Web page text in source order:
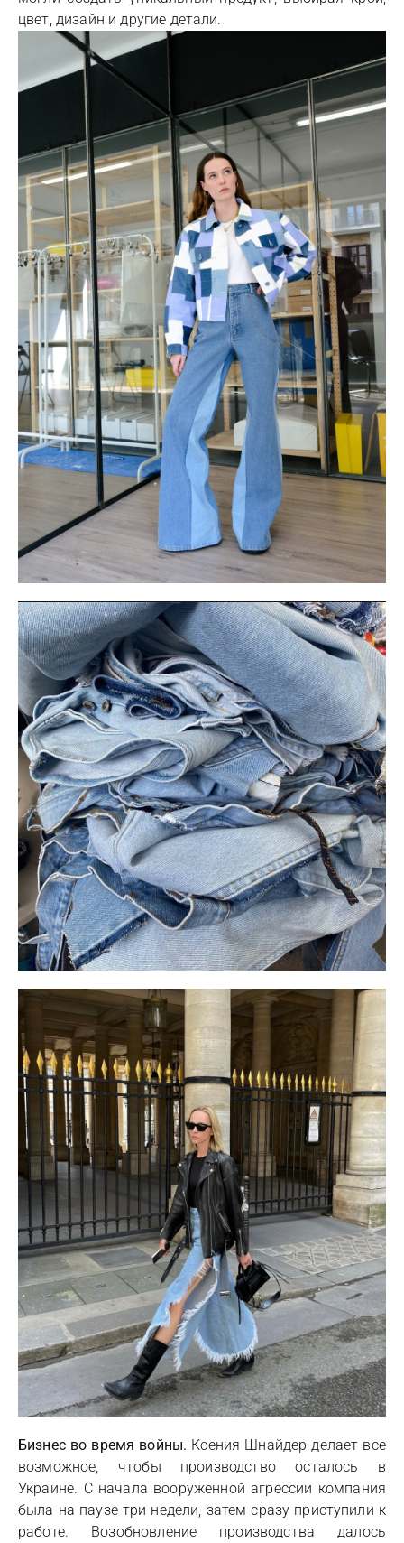
цвет, дизайн и другие детали.
Бизнес во время войны. Ксения Шнайдер делает все
возможное, чтобы производство осталось в
Украине. С начала вооруженной агрессии компания
была на паузе три недели, затем сразу приступили к
работе. Возобновление производства далось